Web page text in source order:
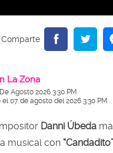
La Zona
Agosto 2026 3:30 PM
07 de agosto del 2026 3:30 PM
Danni Úbeda
musical con “Candadito”